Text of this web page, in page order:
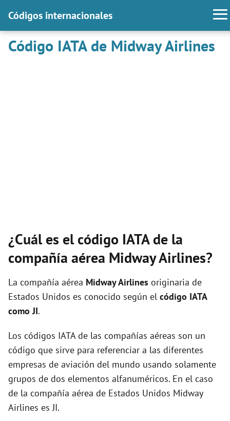
Códigos internacionales
Código IATA de Midway Airlines
¿Cuál es el código IATA de la
compañía aérea Midway Airlines?
La compañía aérea Midway Airlines originaria de
Estados Unidos es conocido según el código IATA
como JI.
Los códigos IATA de las compañías aéreas son un
código que sirve para referenciar a las diferentes
empresas de aviación del mundo usando solamente
grupos de dos elementos alfanuméricos. En el caso
de la compañía aérea de Estados Unidos Midway
Airlines es JI.